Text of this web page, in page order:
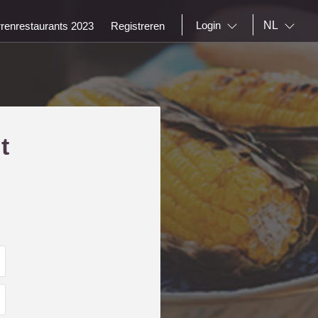
2023 Registreren Login NL